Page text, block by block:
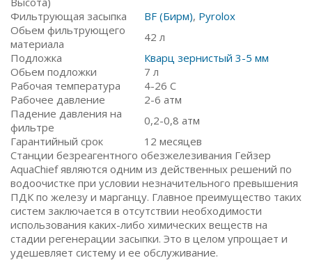
Фильтрующая засыпка
BF (Бирм), Pyrolox
Обьем фильтрующего
материала
42 л
Подложка
Кварц зернистый 3-5 мм
Обьем подложки
7 л
Рабочая температура
4-26 С
Рабочее давление
2-6 атм
Падение давления на
фильтре
0,2-0,8 атм
Гарантийный срок
12 месяцев
Станции безреагентного обезжелезивания Гейзер
AquaChief являются одним из действенных решений по
водоочистке при условии незначительного превышения
ПДК по железу и марганцу. Главное преимущество таких
систем заключается в отсутствии необходимости
использования каких-либо химических веществ на
стадии регенерации засыпки. Это в целом упрощает и
удешевляет систему и ее обслуживание.